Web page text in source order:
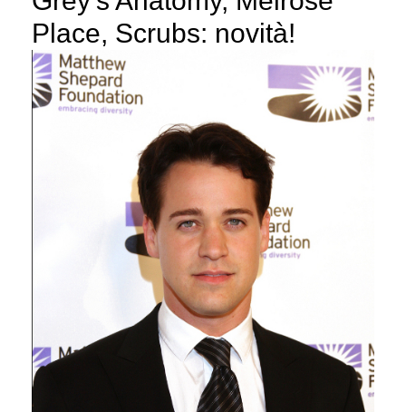
Place, Scrubs: novità!